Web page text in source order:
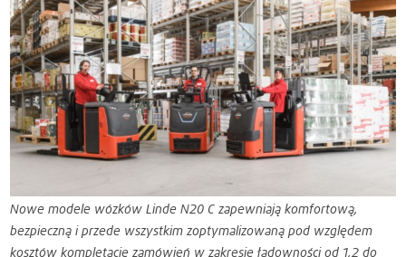
Nowe modele wózków Linde N20 C zapewniają komfortową,
bezpieczną i przede wszystkim zoptymalizowaną pod względem
kosztów kompletację zamówień w zakresie ładowności od 1,2 do